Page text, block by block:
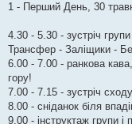
1 - Перший День, 30
4.30 - 5.30 - зустріч
Трансфер - Заліщики -
6.00 - 7.00 - ранкова
гору!
7.00 - 7.15 - зустріч
8.00 - сніданок біля
9.00 - інструктаж групи і